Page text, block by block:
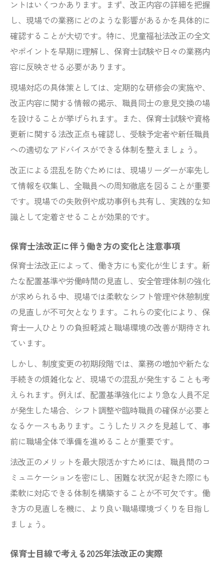
ト
法改正による保育士の労働環境改善の波及
保育士目線で考える働き方への法改正影響
保育士配置基準見直しが働き方に与える変
法改正を活かした保育士の働きやすい環境
作り
保育士法改正で強化される安全管理のポイ
保育士が実践できる新しい安全管理基準と
は
保育士の法改正を踏まえた事故防止対策
子どもの安全を守るための保育士法改正対
応
法改正を受けた保育士配置基準の見直し
保育士配置基準は法改正でどう変化するの
か
法改正後の保育士配置基準のポイント解説
務
保育士法改正に伴う配置基準と現場対応策
保育士配置基準変更が働き方に与える影響
点
ントはいくつかあります。まず、改正内容の詳細を把握
し、現場での業務にどのような影響があるかを具体的に
確認することが大切です。特に、児童福祉法改正の全文
やポイントを早期に理解し、保育士試験や日々の業務内
容に反映させる必要があります。
現場対応の具体策としては、定期的な研修会の実施や、
改正内容に関する情報の掲示、職員同士の意見交換の場
を設けることが挙げられます。また、保育士試験や資格
更新に関する法改正点も確認し、受験予定者や新任職員
への適切なアドバイスができる体制を整えましょう。
改正による混乱を防ぐためには、現場リーダーが率先し
て情報を収集し、全職員への周知徹底を図ることが重要
です。現場での失敗例や成功事例も共有し、実践的な知
識として定着させることが効果的です。
保育士法改正に伴う働き方の変化と注意事項
保育士法改正によって、働き方にも変化が生じます。新
たな配置基準や労働時間の見直し、安全管理体制の強化
が求められる中、現場では柔軟なシフト管理や休憩制度
の見直しが不可欠となります。これらの変化により、保
育士一人ひとりの負担軽減と職場環境の改善が期待され
ています。
しかし、制度変更の初期段階では、業務の増加や新たな
手続きの煩雑化など、現場での混乱が発生することも考
えられます。例えば、配置基準強化により急な人員不足
が発生した場合、シフト調整や臨時職員の確保が必要と
なるケースもあります。こうしたリスクを見越して、事
前に職場全体で準備を進めることが重要です。
法改正のメリットを最大限活かすためには、職員間のコ
ミュニケーションを密にし、困難な状況が起きた際にも
柔軟に対応できる体制を構築することが不可欠です。働
き方の見直しを機に、より良い職場環境づくりを目指し
ましょう。
保育士目線で考える2025年法改正の実際